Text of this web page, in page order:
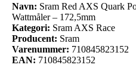
Navn: Sram Red AXS Quark
Wattmåler – 172,5mm
Kategori: Sram AXS Race
Producent: Sram
Varenummer: 710845823152
EAN: 710845823152